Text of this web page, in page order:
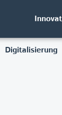
Digitalisierung